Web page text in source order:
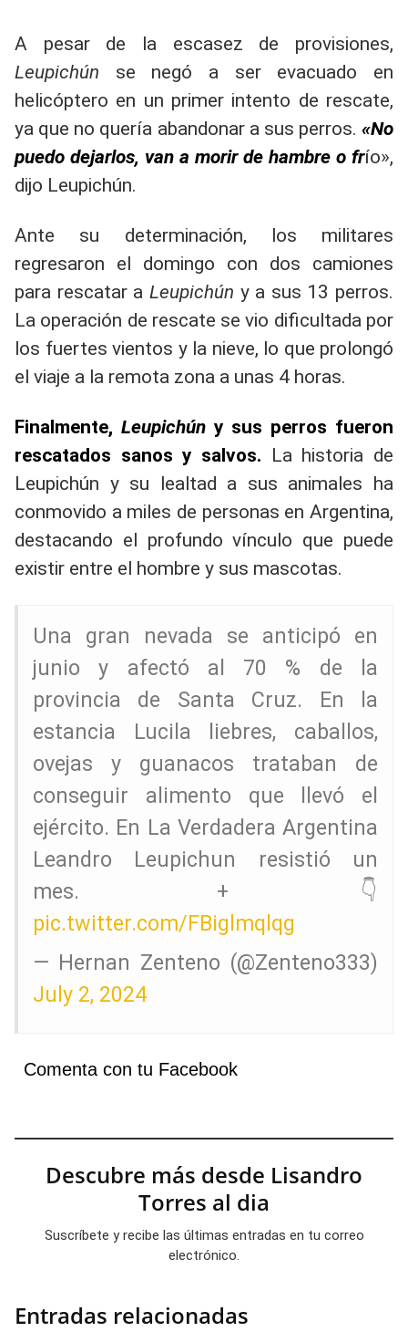
A pesar de la escasez de provisiones,
Leupichún se negó a ser evacuado en
helicóptero en un primer intento de rescate,
ya que no quería abandonar a sus perros. «No
puedo dejarlos, van a morir de hambre o frío»,
dijo Leupichún.
Ante su determinación, los militares
regresaron el domingo con dos camiones
para rescatar a Leupichún y a sus 13 perros.
La operación de rescate se vio dificultada por
los fuertes vientos y la nieve, lo que prolongó
el viaje a la remota zona a unas 4 horas.
Finalmente, Leupichún y sus perros fueron
rescatados sanos y salvos. La historia de
Leupichún y su lealtad a sus animales ha
conmovido a miles de personas en Argentina,
destacando el profundo vínculo que puede
existir entre el hombre y sus mascotas.
Una gran nevada se anticipó en
junio y afectó al 70 % de la
provincia de Santa Cruz. En la
estancia Lucila liebres, caballos,
ovejas y guanacos trataban de
conseguir alimento que llevó el
ejército. En La Verdadera Argentina
Leandro Leupichun resistió un
mes. +👇
pic.twitter.com/FBiglmqlqg
— Hernan Zenteno (@Zenteno333)
July 2, 2024
Comenta con tu Facebook
Descubre más desde Lisandro
Torres al dia
Suscríbete y recibe las últimas entradas en tu correo
electrónico.
Entradas relacionadas